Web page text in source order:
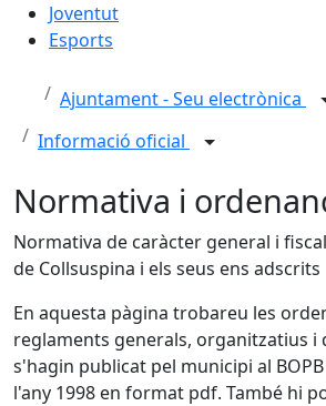
Joventut
Esports
Ajuntament - Seu electrònica
Informació oficial
Normativa i
Normativa de caràcter general i
de Collsuspina i els seus ens adscrits
En aquesta pàgina trobareu les
reglaments generals, organitzatius i
s'hagin publicat pel municipi al BOPB
l'any 1998 en format pdf. També hi